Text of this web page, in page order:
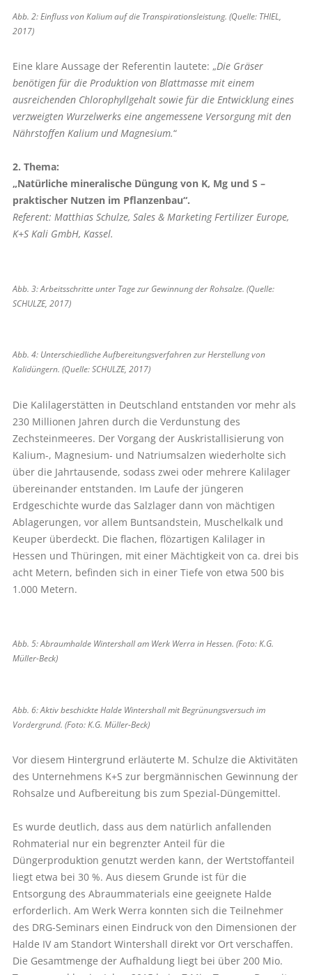
Abb. 2: Einfluss von Kalium auf die Transpirationsleistung. (Quelle: THIEL,
2017)
Eine klare Aussage der Referentin lautete: „Die Gräser
benötigen für die Produktion von Blattmasse mit einem
ausreichenden Chlorophyllgehalt sowie für die Entwicklung eines
verzweigten Wurzelwerks eine angemessene Versorgung mit den
Nährstoffen Kalium und Magnesium.“
2. Thema:
„Natürliche mineralische Düngung von K, Mg und S –
praktischer ­Nutzen im Pflanzenbau“.
Referent: Matthias Schulze, Sales & Marketing Fertilizer Europe,
K+S Kali GmbH, Kassel.
Abb. 3: Arbeitsschritte unter Tage zur Gewinnung der Rohsalze. (Quelle:
SCHULZE, 2017)
Abb. 4: Unterschiedliche Aufbereitungsverfahren zur Herstellung von
Kalidüngern. (Quelle: SCHULZE, 2017)
Die Kalilagerstätten in Deutschland entstanden vor mehr als
230 Millionen Jahren durch die Verdunstung des
Zechsteinmeeres. Der Vorgang der Auskristallisierung von
Kalium-, Magnesium- und Natriumsalzen wiederholte sich
über die Jahrtausende, sodass zwei oder mehrere Kalilager
übereinander entstanden. Im Laufe der jüngeren
Erdgeschichte wurde das Salzlager dann von mächtigen
Ablagerungen, vor allem Buntsandstein, Muschelkalk und
Keuper überdeckt. Die flachen, flözartigen Kalilager in
Hessen und Thüringen, mit einer Mächtigkeit von ca. drei bis
acht Metern, befinden sich in einer Tiefe von etwa 500 bis
1.000 Metern.
Abb. 5: Abraumhalde Wintershall am Werk Werra in Hessen. (Foto: K.G.
Müller-Beck)
Abb. 6: Aktiv beschickte Halde Wintershall mit Begrünungsversuch im
Vordergrund. (Foto: K.G. Müller-Beck)
Vor diesem Hintergrund erläuterte M. Schulze die Aktivitäten
des Unternehmens K+S zur bergmännischen Gewinnung der
Rohsalze und Aufbereitung bis zum Spezial-Düngemittel.
Es wurde deutlich, dass aus dem natürlich anfallenden
Rohmaterial nur ein begrenzter Anteil für die
Düngerproduktion genutzt werden kann, der Wertstoffanteil
liegt etwa bei 30 %. Aus diesem Grunde ist für die
Entsorgung des Abraummaterials eine geeignete Halde
erforderlich. Am Werk Werra konnten sich die Teilnehmer
des DRG-Seminars einen Eindruck von den Dimensionen der
Halde IV am Standort Wintershall direkt vor Ort verschaffen.
Die Gesamtmenge der Aufhaldung liegt bei über 200 Mio.